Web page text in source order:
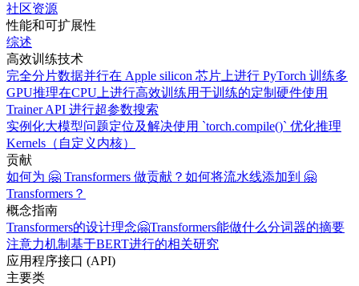
社区资源
性能和可扩展性
综述
高效训练技术
完全分片数据并行在 Apple silicon 芯片上进行 PyTorch 训练多
GPU推理在CPU上进行高效训练用于训练的定制硬件使用
Trainer API 进行超参数搜索
实例化大模型问题定位及解决使用 `torch.compile()` 优化推理
Kernels（自定义内核）
贡献
如何为 🤗 Transformers 做贡献？ 如何将流水线添加到 🤗
Transformers？
概念指南
Transformers的设计理念🤗Transformers能做什么分词器的摘要
注意力机制 基于BERT进行的相关研究
应用程序接口 (API)
主要类